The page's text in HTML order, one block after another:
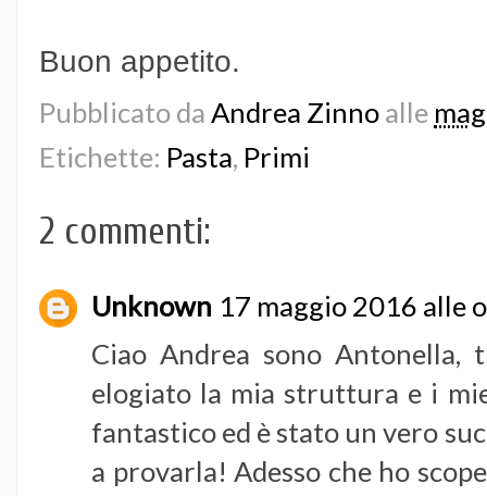
Buon appetito.
Pubblicato da Andrea Zinno alle
Etichette: Pasta, Primi
2 commenti:
Unknown 17 maggio 2016 alle
Ciao Andrea sono Antonella,
elogiato la mia struttura e i
fantastico ed è stato un vero
a provarla! Adesso che ho